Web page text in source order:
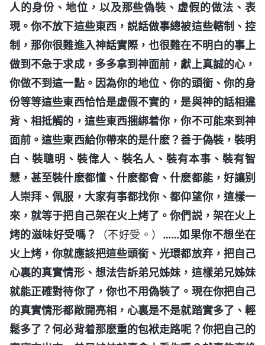
人的身份、地位，以及那些偽裝、虚假的做法、表
現。你不放下這些東西，説話做事總被這些轄制、控
制，那你很難進入神話實際，也很難在不明白的事上
做到不急于求成，多多拿到神面前，獻上真誠的心，
你做不到這一點。因為你的地位、你的頭銜、你的身
份等等這些東西恰恰是虚假不實的，是與神的話相違
背、相抵觸的，這些東西捆綁着你，你不可能來到神
面前。這些東西給你帶來的是什麽？善于偽裝，裝明
白、裝聰明、裝偉人、裝名人、裝有本事、裝有智
慧，甚至裝什麽都懂、什麽都會、什麽都能，好讓别
人崇拜、佩服，大家有事都找你、都仰望你，這樣一
來，就等于把自己架在火上烤了。你們説，架在火上
烤的滋味好受嗎？
（不好受。） ……如果你不想坐在
火上烤，你就應該把這些頭銜、光環都放弃，把自己
心裏的真實情形、想法告訴弟兄姊妹，這樣弟兄姊妹
就能正確對待你了，你也不用偽裝了。現在你把自己
的真實情形都敞開亮相，心裏是不是就踏實多了、輕
鬆多了？何必背着那麽重的包袱走路呢？你把自己的